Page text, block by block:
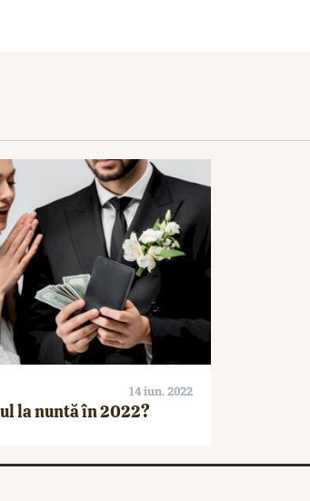
14 iun. 2022
la nuntă în 2022?